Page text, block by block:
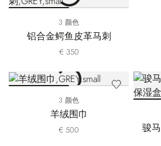
3 颜色
铝合金鳄鱼皮革马刺
€ 350
3 颜色
羊绒围巾
€ 500
骏